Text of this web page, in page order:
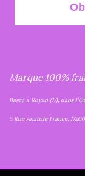
Marque 100%
Basée à Royan (17), dans
5 Rue Anatole France,